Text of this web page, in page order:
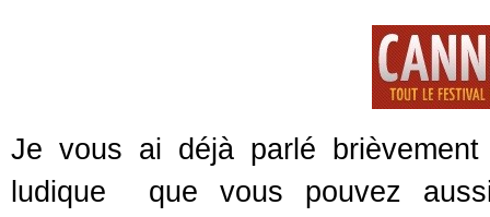
Je vous ai déjà parlé
ludique que vous pouvez